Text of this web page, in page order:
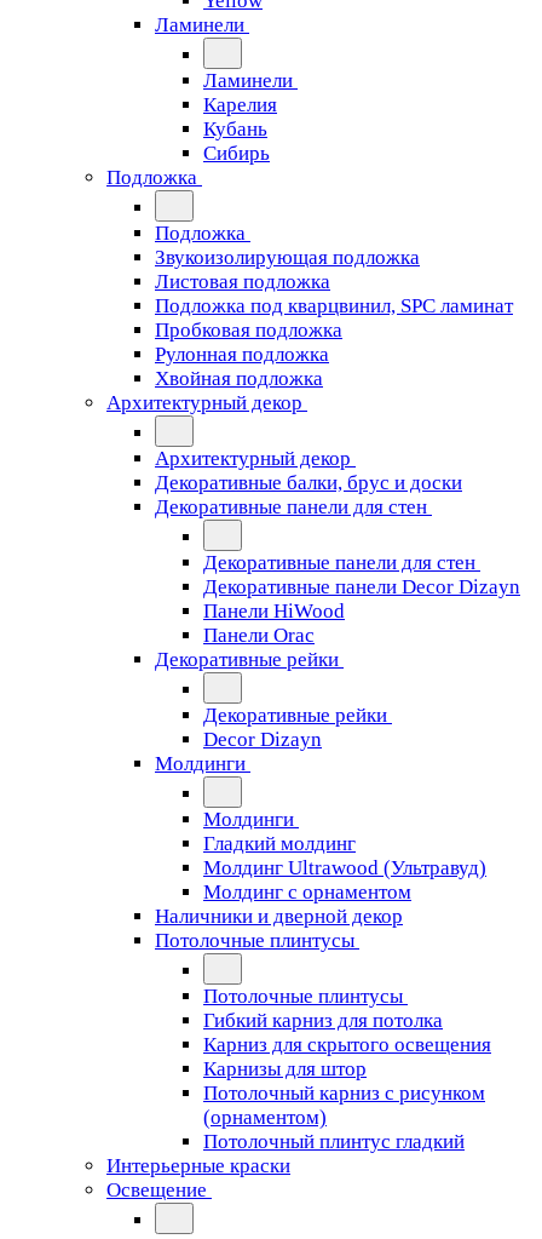
Ламинели
Ламинели
Карелия
Кубань
Сибирь
Подложка
Подложка
Звукоизолирующая подложка
Листовая подложка
Подложка под кварцвинил, SPC ламинат
Пробковая подложка
Рулонная подложка
Хвойная подложка
Архитектурный декор
Архитектурный декор
Декоративные балки, брус и доски
Декоративные панели для стен
Декоративные панели для стен
Декоративные панели Decor Dizayn
Панели HiWood
Панели Orac
Декоративные рейки
Декоративные рейки
Decor Dizayn
Молдинги
Молдинги
Гладкий молдинг
Молдинг Ultrawood (Ультравуд)
Молдинг с орнаментом
Наличники и дверной декор
Потолочные плинтусы
Потолочные плинтусы
Гибкий карниз для потолка
Карниз для скрытого освещения
Карнизы для штор
Потолочный карниз с рисунком
(орнаментом)
Потолочный плинтус гладкий
Интерьерные краски
Освещение